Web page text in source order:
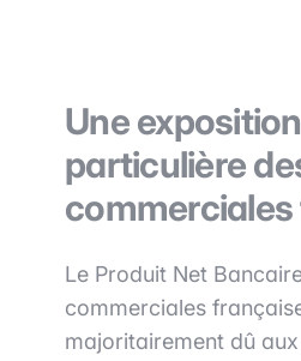
Une exposition
particulière
Le Produit Net
commerciales
majoritairement dû